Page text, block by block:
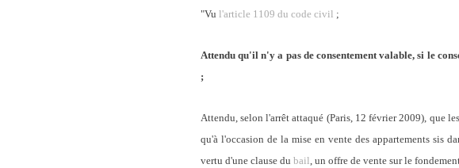
"Vu l'article 1109 du code civil ;
Attendu qu'il n'y a pas de consentement valable, si le
;
Attendu, selon l'arrêt attaqué (Paris, 12 février 2009), que
qu'à l'occasion de la mise en vente des appartements sis
vertu d'une clause du bail, un offre de vente sur le